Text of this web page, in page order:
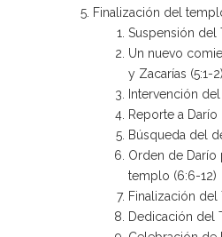
Finalización del
Suspensión del
Un nuevo
y Zacarías (5:1-2)
Intervención
Reporte a Darío
Búsqueda del
Orden de Darío
templo (6:6-12)
Finalización del
Dedicación del